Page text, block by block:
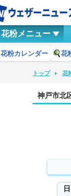
花粉メニュー
花粉カレンダー 花
トップ 花
神戸市北
日